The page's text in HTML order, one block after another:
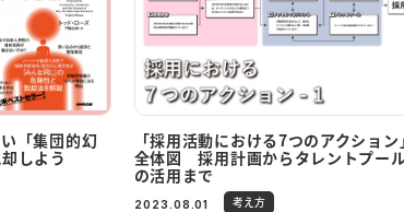
「集団的幻
しよう
「採用活動における7つのアクション
全体図 採用計画からタレントプー
の活用まで
2023.08.01 考え方